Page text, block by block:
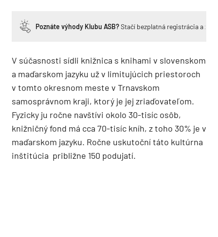
Poznáte výhody Klubu ASB?Stačí bezplatná registrácia a
V súčasnosti sídli knižnica s knihami v slovenskom
a maďarskom jazyku už v limitujúcich priestoroch
v tomto okresnom meste v Trnavskom
samosprávnom kraji, ktorý je jej zriaďovateľom.
Fyzicky ju ročne navštívi okolo 30-tisíc osôb,
knižničný fond má cca 70-tisíc kníh, z toho 30% je v
maďarskom jazyku. Ročne uskutoční táto kultúrna
inštitúcia približne 150 podujatí.